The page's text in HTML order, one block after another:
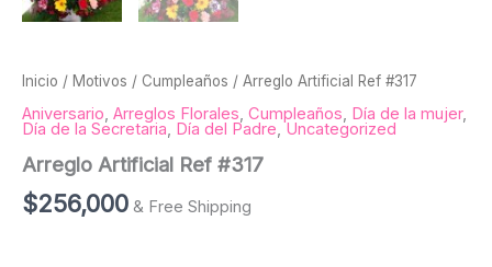
Inicio / Motivos / Cumpleaños / Arreglo Artificial Ref #317
Aniversario, Arreglos Florales, Cumpleaños, Día de la mujer,
Día de la Secretaria, Día del Padre, Uncategorized
Arreglo Artificial Ref #317
$256,000 & Free Shipping